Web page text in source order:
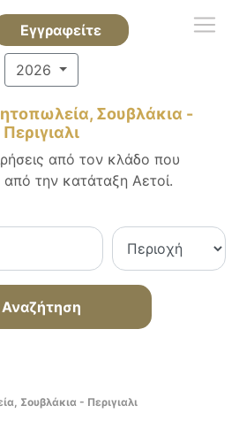
Εγγραφείτε
2026
Σουβλάκια -
Περιγιαλι
από τον κλάδο που
την κατάταξη Αετοί.
Αναζήτηση
Σουβλάκια - Περιγιαλι